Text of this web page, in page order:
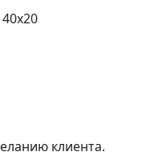
клиента.